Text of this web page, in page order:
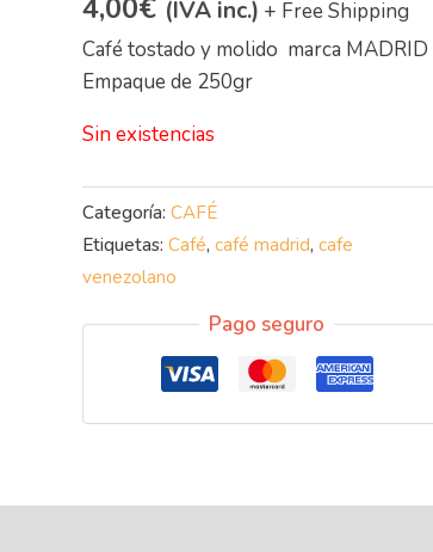
4,00€ (IVA inc.) + Free Shipping
Café tostado y molido marca MADRID
Empaque de 250gr
Sin existencias
Categoría: CAFÉ
Etiquetas: Café, café madrid, cafe
venezolano
Pago seguro